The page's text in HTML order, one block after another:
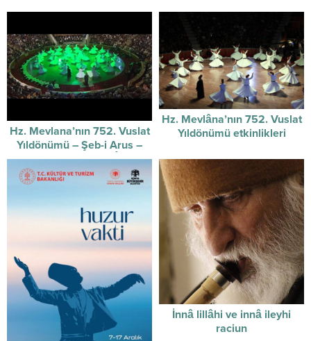
Hz. Mevlana’nın 752. Vuslat
Yıldönümü – Şeb-i Arus –
Sûzidilârâ Mevlevî Âyin-i
Şerif’i
Hz. Mevlâna’nın 752. Vuslat
Yıldönümü etkinlikleri
İnnâ lillâhi ve innâ ileyhi
raciun